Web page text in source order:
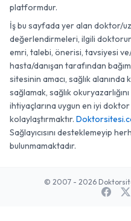
platformdur.
İş bu sayfada yer alan doktor/
değerlendirmeleri, ilgili
emri, talebi, önerisi, tavsiyesi ve/
hasta/danışan tarafından
sitesinin amacı, sağlık
sağlamak, sağlık
ihtiyaçlarına uygun en iyi doktor
kolaylaştırmaktır.
Sağlayıcısını desteklemeyip
bulunmamaktadır.
© 2007 - 2026